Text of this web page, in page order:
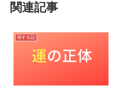
関連記事
得する話